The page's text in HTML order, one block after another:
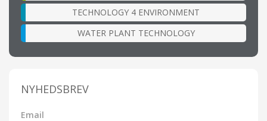
TECHNOLOGY 4 ENVIRONMENT
WATER PLANT TECHNOLOGY
NYHEDSBREV
Email